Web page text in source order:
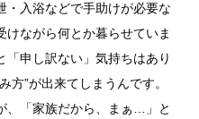
・入浴などで手助けが必要な
ながら何とか暮らせていま
申し訳ない」気持ちはあり
方”が出来てしまうんです。
、「家族だから、まぁ…」と